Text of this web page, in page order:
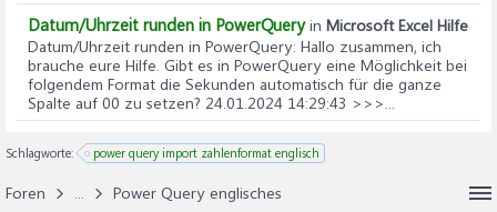
Datum/Uhrzeit runden in PowerQueryin Microsoft Excel Hilfe
Datum/Uhrzeit runden in PowerQuery: Hallo zusammen, ich
brauche eure Hilfe. Gibt es in PowerQuery eine Möglichkeit bei
folgendem Format die Sekunden automatisch für die ganze
Spalte auf 00 zu setzen? 24.01.2024 14:29:43 >>>...
Schlagworte: power query import zahlenformat englisch
Foren ...
Power Query englisches